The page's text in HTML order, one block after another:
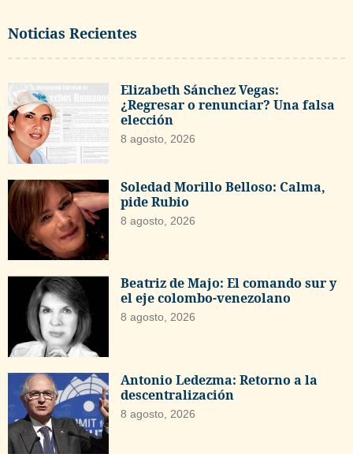
Noticias Recientes
Elizabeth Sánchez Vegas:
¿Regresar o renunciar? Una falsa
elección
8 agosto, 2026
Soledad Morillo Belloso: Calma,
pide Rubio
8 agosto, 2026
Beatriz de Majo: El comando sur y
el eje colombo-venezolano
8 agosto, 2026
Antonio Ledezma: Retorno a la
descentralización
8 agosto, 2026